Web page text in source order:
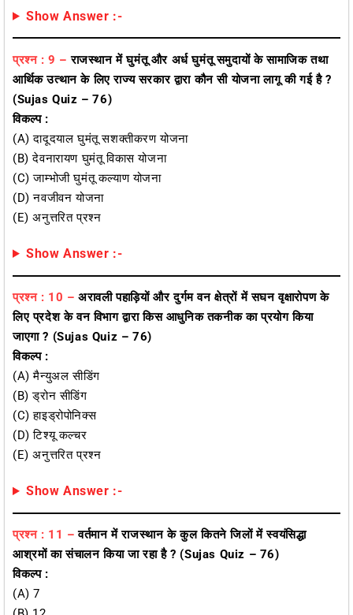
Show Answer :-
प्रश्न : 9 – राजस्थान में घुमंतू और अर्ध घुमंतू समुदायों के सामाजिक तथा
आर्थिक उत्थान के लिए राज्य सरकार द्वारा कौन सी योजना लागू की गई है ?
(Sujas Quiz – 76)
विकल्प :
(A) दादूदयाल घुमंतू सशक्तीकरण योजना
(B) देवनारायण घुमंतू विकास योजना
(C) जाम्भोजी घुमंतू कल्याण योजना
(D) नवजीवन योजना
(E) अनुत्तरित प्रश्न
Show Answer :-
प्रश्न : 10 – अरावली पहाड़ियों और दुर्गम वन क्षेत्रों में सघन वृक्षारोपण के
लिएप्रदेश के वन विभाग द्वारा किस आधुनिक तकनीक का प्रयोग किया
जाएगा ? (Sujas Quiz – 76)
विकल्प :
(A) मैन्युअल सीडिंग
(B) ड्रोन सीडिंग
(C) हाइड्रोपोनिक्स
(D) टिश्यू कल्चर
(E) अनुत्तरित प्रश्न
Show Answer :-
प्रश्न : 11 – वर्तमान में राजस्थान के कुल कितने जिलों में स्वयंसिद्धा
आश्रमों का संचालन किया जा रहा है ? (Sujas Quiz – 76)
विकल्प :
(A) 7